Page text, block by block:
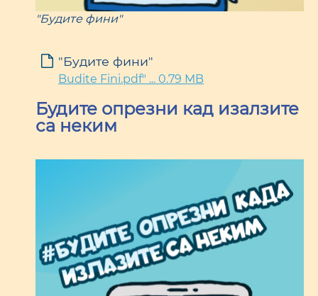
"Будите фини"
"Будите фини"
Budite Fini.pdf" ... 0.79 MB
Будите опрезни кад изалзите
са неким